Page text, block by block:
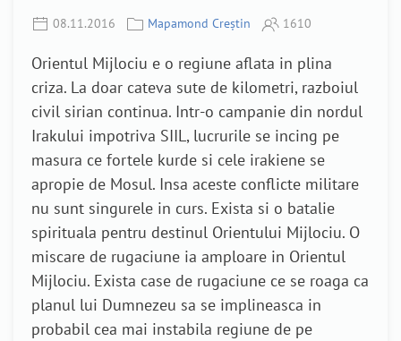
08.11.2016 Mapamond Creștin 1610
Orientul Mijlociu e o regiune aflata in plina
criza. La doar cateva sute de kilometri, razboiul
civil sirian continua. Intr-o campanie din nordul
Irakului impotriva SIIL, lucrurile se incing pe
masura ce fortele kurde si cele irakiene se
apropie de Mosul. Insa aceste conflicte militare
nu sunt singurele in curs. Exista si o batalie
spirituala pentru destinul Orientului Mijlociu. O
miscare de rugaciune ia amploare in Orientul
Mijlociu. Exista case de rugaciune ce se roaga ca
planul lui Dumnezeu sa se implineasca in
probabil cea mai instabila regiune de pe